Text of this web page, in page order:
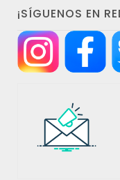
¡SÍGUENOS EN